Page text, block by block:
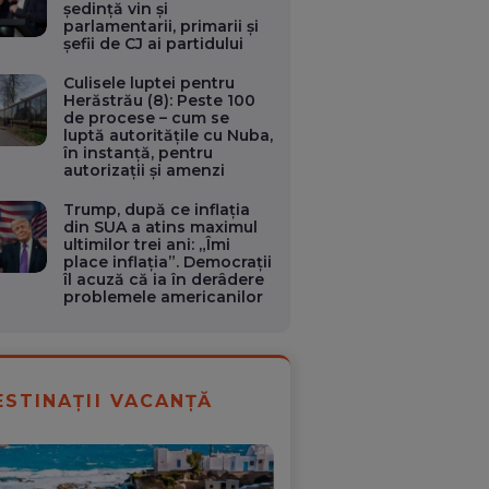
ședință vin și
parlamentarii, primarii și
șefii de CJ ai partidului
Culisele luptei pentru
Herăstrău (8): Peste 100
de procese – cum se
luptă autoritățile cu Nuba,
în instanță, pentru
autorizații și amenzi
Trump, după ce inflația
din SUA a atins maximul
ultimilor trei ani: „Îmi
place inflația”. Democrații
îl acuză că ia în derâdere
problemele americanilor
VACANȚĂ